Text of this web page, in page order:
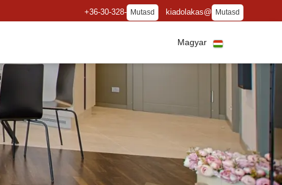
+36-30-328- Mutasd kiadolakas@ Mutasd
Magyar